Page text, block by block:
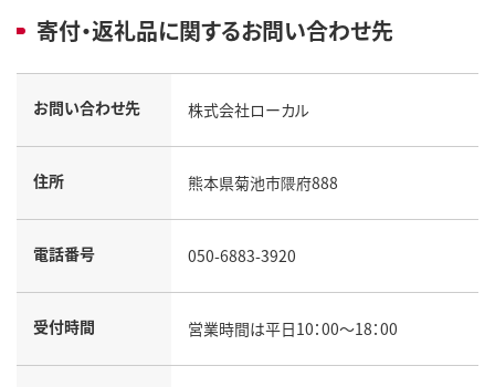
寄付・返礼品に関するお問い合わせ先
お問い合わせ先 株式会社ローカル
住所 熊本県菊池市隈府888
電話番号 050-6883-3920
受付時間 営業時間は平日10：00～18：00